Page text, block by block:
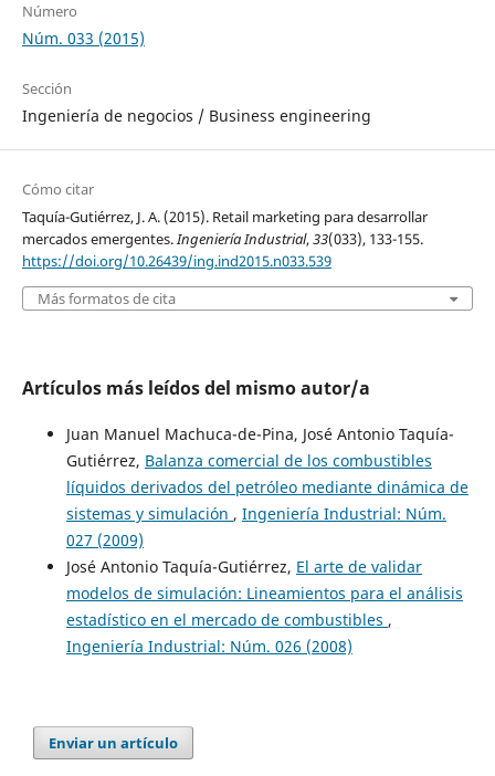
Número
Núm. 033 (2015)
Sección
Ingeniería de negocios / Business engineering
Cómo citar
Taquía-Gutiérrez, J. A. (2015). Retail marketing para desarrollar
mercados emergentes.Ingeniería Industrial,33(033), 133-155.
https://doi.org/10.26439/ing.ind2015.n033.539
Más formatos de cita
Artículos más leídos del mismo autor/a
Juan Manuel Machuca-de-Pina, José Antonio Taquía-
Gutiérrez, Balanza comercial de los combustibles
líquidos derivados del petróleo mediante dinámica de
sistemas y simulación , Ingeniería Industrial: Núm.
027 (2009)
José Antonio Taquía-Gutiérrez, El arte de validar
modelos de simulación: Lineamientos para el análisis
estadístico en el mercado de combustibles ,
Ingeniería Industrial: Núm. 026 (2008)
Enviar un artículo